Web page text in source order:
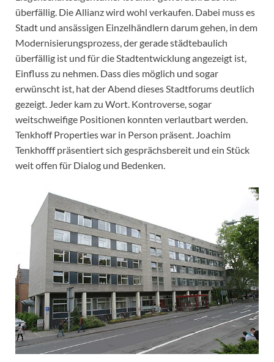
überfällig. Die Allianz wird wohl verkaufen. Dabei muss es
Stadt und ansässigen Einzelhändlern darum gehen, in dem
Modernisierungsprozess, der gerade städtebaulich
überfällig ist und für die Stadtentwicklung angezeigt ist,
Einfluss zu nehmen. Dass dies möglich und sogar
erwünscht ist, hat der Abend dieses Stadtforums deutlich
gezeigt. Jeder kam zu Wort. Kontroverse, sogar
weitschweifige Positionen konnten verlautbart werden.
Tenkhoff Properties war in Person präsent. Joachim
Tenkhofff präsentiert sich gesprächsbereit und ein Stück
weit offen für Dialog und Bedenken.